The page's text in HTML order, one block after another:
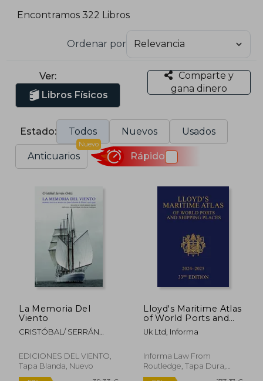
Encontramos 322 Libros
Ordenar por
Ver:
Libros Físicos
Comparte y
gana dinero
Estado: Todos Nuevos Usados
Anticuarios
Nuevo
Rápido
La Memoria Del
Viento
CRISTÓBAL/ SERRÁN
EDICIONES DEL VIENTO,
Tapa Blanda, Nuevo
Lloyd's Maritime Atlas
of World Ports and
Shipping Places
2024-2025 (en Inglés)
Uk Ltd, Informa
Informa Law From
Routledge, Tapa Dura,
Nuevo